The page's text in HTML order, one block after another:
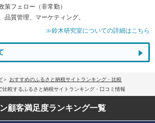
策フェロー（非常勤）
品質管理、マーケティング。
≫鈴木研究室についての詳細はこちら
おすすめのふるさと納税サイトランキング・比較
比較するふるさと納税サイトランキング・口コミ情報
顧客満足度ランキング一覧